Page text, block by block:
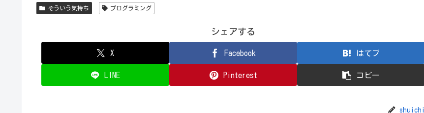
そういう気持ち プログラミング
シェアする
X Facebook はてブ
LINE Pinterest コピー
shuichi